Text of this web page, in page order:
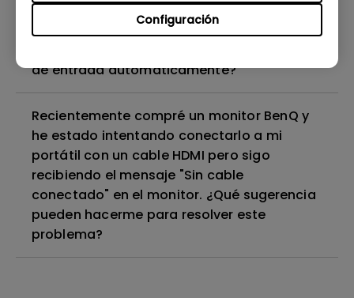
Configuración
luz de borde?
de entrada automáticamente?
Recientemente compré un monitor BenQ y
he estado intentando conectarlo a mi
portátil con un cable HDMI pero sigo
recibiendo el mensaje "Sin cable
conectado" en el monitor. ¿Qué sugerencia
pueden hacerme para resolver este
problema?